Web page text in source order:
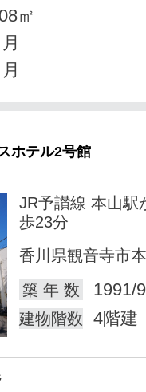
㎡
ホテル2号館
JR予讃線 本山駅
歩23分
香川県観音寺市
築 年 数
1991/
建物階数 4階建